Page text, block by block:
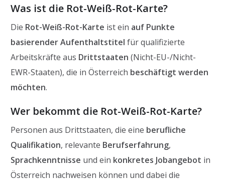
Was ist die Rot-Weiß-Rot-Karte?
Die Rot-Weiß-Rot-Karte ist ein auf Punkte
basierender Aufenthaltstitel für qualifizierte
Arbeitskräfte aus Drittstaaten (Nicht-EU-/Nicht-
EWR-Staaten), die in Österreich beschäftigt werden
möchten.
Wer bekommt die Rot-Weiß-Rot-Karte?
Personen aus Drittstaaten, die eine berufliche
Qualifikation, relevante Berufserfahrung,
Sprachkenntnisse und ein konkretes Jobangebot in
Österreich nachweisen können und dabei die